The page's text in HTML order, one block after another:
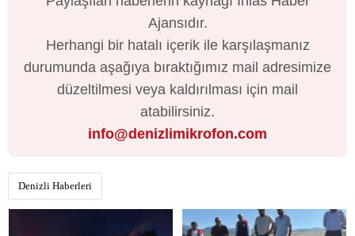
Ajansıdır.
Herhangi bir hatalı içerik ile karşılaşmanız
durumunda aşağıya bıraktığımız mail adresimize
düzeltilmesi veya kaldırılması için mail
atabilirsiniz.
info@denizlimikrofon.com
Denizli Haberleri